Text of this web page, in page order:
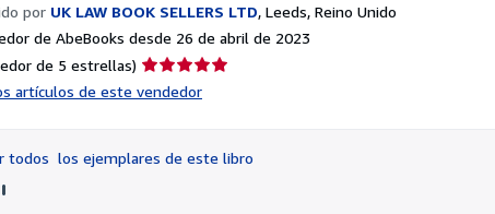
por UK LAW BOOK SELLERS LTD, Leeds, Reino Unido
de AbeBooks desde 26 de abril de 2023
de 5 estrellas) Calificación
artículos de este vendedor
todos los ejemplares de este libro